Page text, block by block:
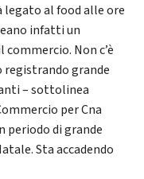
al food alle ore
infatti un
Non c’è
registrando grande
– sottolinea
per Cna
periodo di grande
Sta accadendo